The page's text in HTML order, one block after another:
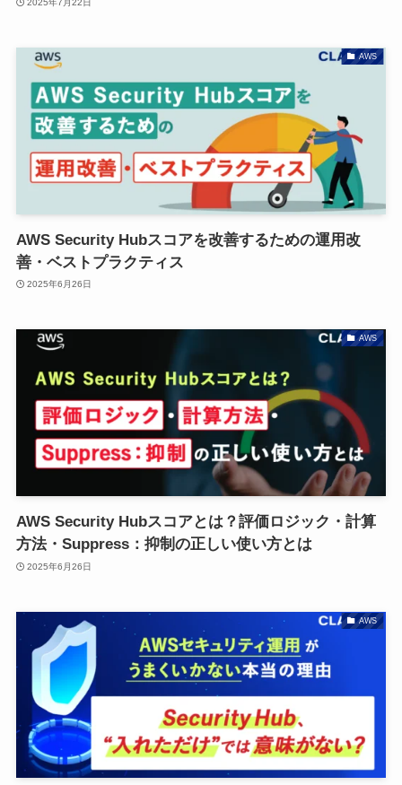
2025年7月22日
AWS
AWS Security Hubスコアを改善するための運用改
善・ベストプラクティス
2025年6月26日
AWS
AWS Security Hubスコアとは？評価ロジック・計算
方法・Suppress：抑制の正しい使い方とは
2025年6月26日
AWS